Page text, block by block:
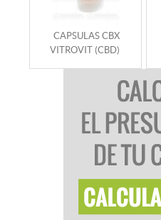
CAPSULAS CBX
VITROVIT (CBD)